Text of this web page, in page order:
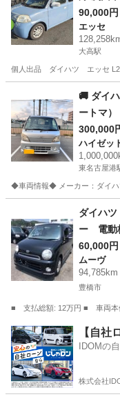
90,000円
エッセ
大高駅
個人出品 ダイハツ エッセ
大高駅
🚚 ダイ
ートマ
300,000
ハイゼッ
東名古屋港
◆車両情報◆ メーカー：ダイハ
東名古
ダイハ
ー 電動
防止シ
衝突安
グ 法廷
60,000円
ムーヴ
94,785km
豊橋市
■ 支払総額: 12万円 ■ 車両
愛知 豊橋市 ムーヴ
【自社
IDOMの
株式会社